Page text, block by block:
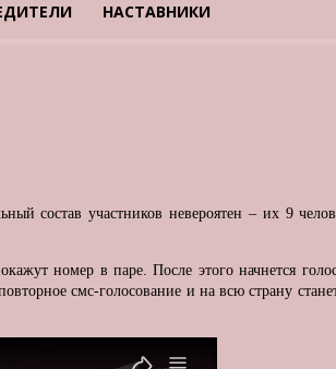
НАСТАВНИКИ
состав участников невероятен – их 9
номер в паре. После этого начнется
смс-голосование и на всю страну